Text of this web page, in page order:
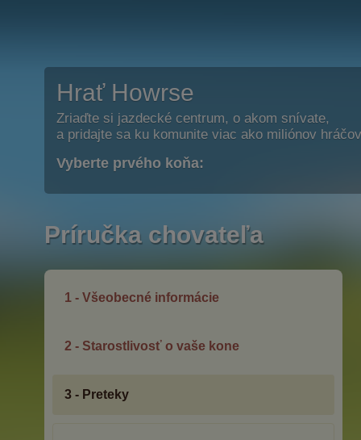
Hrať Howrse
Zriaďte si jazdecké centrum, o akom snívate,
a pridajte sa ku komunite viac ako miliónov
Vyberte prvého koňa:
Príručka chovateľa
1 - Všeobecné informácie
2 - Starostlivosť o vaše kone
3 - Preteky